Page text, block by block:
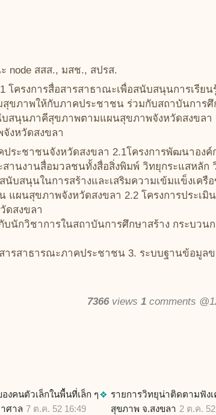
node สสส., มสช., สปรส.
โครงการสื่อสารสาธาณะเพื่อสนับสนุนการเรีย
สุขภาพให้กับภาคประชาชน ร่วมกับสถาบันการ
บสนุนภาคีสุขภาพตามแผนสุขภาพจังหวัดสงขลา
งหวัดสงขลา
ะชาชนจังหวัดสงขลา 2.1โครงการพัฒนาองค์
านงานสื่อมวลชนทั้งสื่อสิ่งพิมพ์ วิทยุกระแสหลัก
บสนุนในการสร้างและเสริมความเข้มแข็งเครื
ผนสุขภาพจังหวัดสงขลา 2.2 โครงการประเมิ
ดสงขลา
นักวิชาการในสถาบันการศึกษาสร้าง กระบวนก
ารสาธารณะภาคประชาชน 3. ระบบฐานข้อมูลข
7366views 1 comments
งคนตัวเล็กในพื้นที่เล็ก ๆ
ศาล 7 ต.ค. 52 16:49
รายการวิทยุน่าติดตามฟัง
สุขภาพ จ.สงขลา 2 ต.ค.